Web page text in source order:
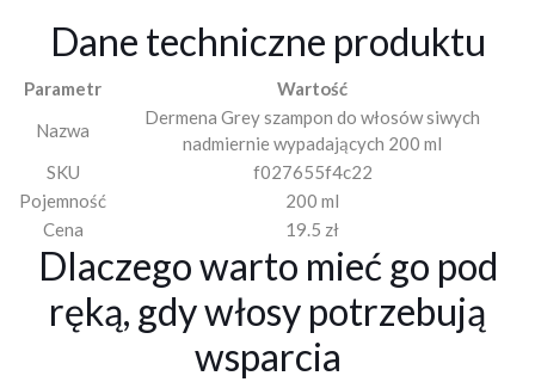
Dane techniczne produktu
Parametr
Wartość
Nazwa
Dermena Grey szampon do włosów siwych
nadmiernie wypadających 200 ml
SKU
f027655f4c22
Pojemność
200 ml
Cena
19.5 zł
Dlaczego warto mieć go pod
ręką, gdy włosy potrzebują
wsparcia